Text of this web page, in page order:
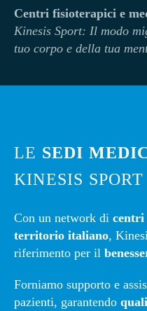
Centri fisioterapici e
Kinesis Sport: Il modo
tuo corpo e della tua
LE SEDI
KINESIS SPORT
Con un network di centri
territorio italiano,
riferimento per il
Forniamo supporto e
pazienti, garantendo